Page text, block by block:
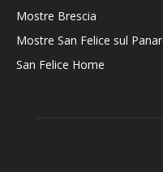
Mostre Brescia
Mostre San Felice sul
San Felice Home